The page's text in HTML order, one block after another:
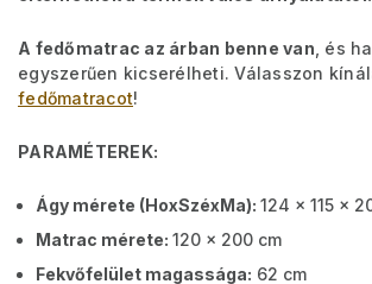
A fedőmatrac az árban benne van , és
egyszerűen kicserélheti. Válasszon
fedőmatracot!
PARAMÉTEREK:
Ágy mérete (HoxSzéxMa): 124 x 115 x
Matrac mérete: 120 x 200 cm
Fekvőfelület magassága: 62 cm